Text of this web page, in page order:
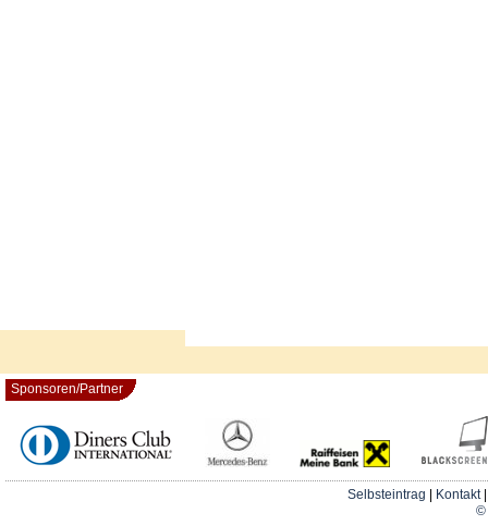
Sponsoren/Partner
Selbsteintrag Kontakt
©